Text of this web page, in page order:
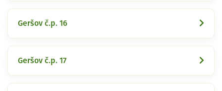
Geršov č.p. 16
Geršov č.p. 17